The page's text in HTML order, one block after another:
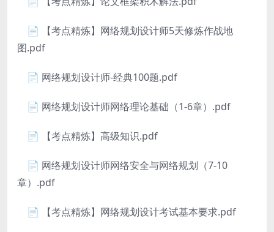
📄 【考点精炼】网络规划设计师5天修炼作战地
图.pdf
📄 网络规划设计师-经典100题.pdf
📄 网络规划设计师网络理论基础（1-6章）.pdf
📄 【考点精炼】高级知识.pdf
📄 网络规划设计师网络安全与网络规划（7-10
章）.pdf
📄 【考点精炼】网络规划设计考试基本要求.pdf